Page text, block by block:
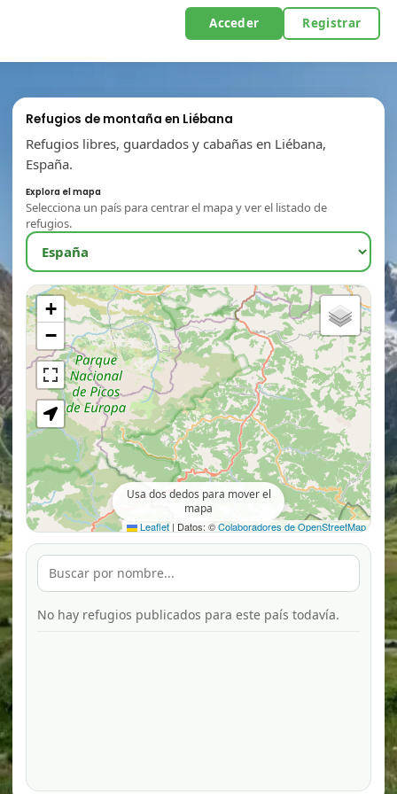
Acceder Registrar
Refugios de montaña en Liébana
Refugios libres, guardados y cabañas en Liébana,
España.
Explora el mapa
Selecciona un país para centrar el mapa y ver el listado de
refugios.
+
−
Leaflet | Datos: ©Colaboradores de OpenStreetMap
Usa dos dedos para mover el
mapa
No hay refugios publicados para este país todavía.